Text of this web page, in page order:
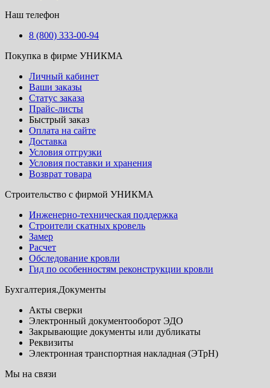
Наш телефон
8 (800) 333-00-94
Покупка в фирме УНИКМА
Личный кабинет
Ваши заказы
Статус заказа
Прайс-листы
Быстрый заказ
Оплата на сайте
Доставка
Условия отгрузки
Условия поставки и хранения
Возврат товара
Строительство с фирмой УНИКМА
Инженерно-техническая поддержка
Строители скатных кровель
Замер
Расчет
Обследование кровли
Гид по особенностям реконструкции кровли
Бухгалтерия.Документы
Акты сверки
Электронный документооборот ЭДО
Закрывающие документы или дубликаты
Реквизиты
Электронная транспортная накладная (ЭТрН)
Мы на связи